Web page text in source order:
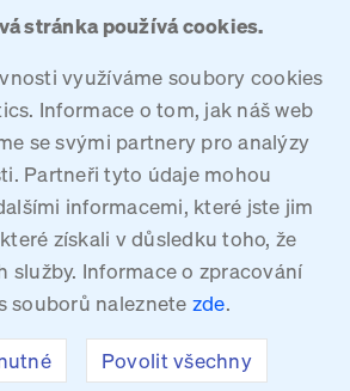
stránka používá cookies.
využíváme soubory cookies
Informace o tom, jak náš web
se svými partnery pro analýzy
Partneři tyto údaje mohou
informacemi, které jste jim
získali v důsledku toho, že
služby. Informace o zpracování
souborů naleznete zde.
Povolit všechny